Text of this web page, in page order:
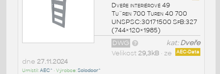
Dveře interiérové 49
Tu¨ren 700 Turen 40 700
UNSPSC:30171500 SfB:327
(744×120×1985)
kat:Dveře
DWG
AEC-Data
Velikost 29,3kB• ze
dne 27.11.2024
Umístil:AEC^ • Výrobce:Solodoor^